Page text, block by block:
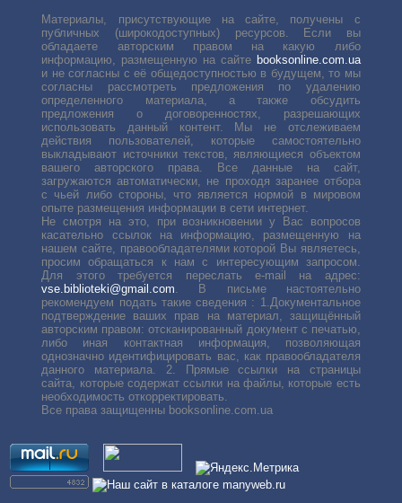
Материалы, присутствующие на сайте, получены с
публичных (широкодоступных) ресурсов. Если вы
обладаете авторским правом на какую либо
информацию, размещенную на сайте booksonline.com.ua
и не согласны с её общедоступностью в будущем, то мы
согласны рассмотреть предложения по удалению
определенного материала, а также обсудить
предложения о договоренностях, разрешающих
использовать данный контент. Мы не отслеживаем
действия пользователей, которые самостоятельно
выкладывают источники текстов, являющиеся объектом
вашего авторского права. Все данные на сайт,
загружаются автоматически, не проходя заранее отбора
с чьей либо стороны, что является нормой в мировом
опыте размещения информации в сети интернет.
Не смотря на это, при возникновении у Вас вопросов
касательно ссылок на информацию, размещенную на
нашем сайте, правообладателями которой Вы являетесь,
просим обращаться к нам с интересующим запросом.
Для этого требуется переслать е-mail на адрес:
vse.biblioteki@gmail.com . В письме настоятельно
рекомендуем подать такие сведения : 1.Документальное
подтверждение ваших прав на материал, защищённый
авторским правом: отсканированный документ с печатью,
либо иная контактная информация, позволяющая
однозначно идентифицировать вас, как правообладателя
данного материала. 2. Прямые ссылки на страницы
сайта, которые содержат ссылки на файлы, которые есть
необходимость откорректировать.
Все права защищенны booksonline.com.ua